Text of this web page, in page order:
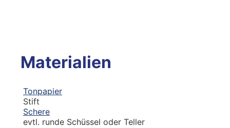
Materialien
Tonpapier
Stift
Schere
evtl. runde Schüssel oder Teller